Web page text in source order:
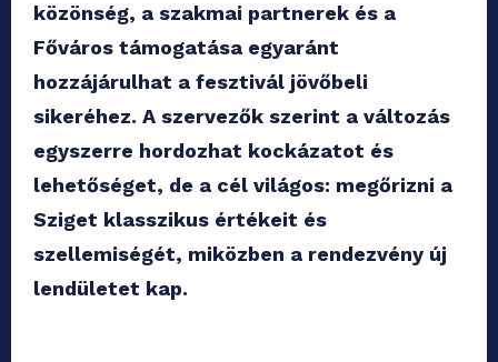
közönség, a szakmai partnerek és a
Főváros támogatása egyaránt
hozzájárulhat a fesztivál jövőbeli
sikeréhez. A szervezők szerint a változás
egyszerre hordozhat kockázatot és
lehetőséget, de a cél világos: megőrizni a
Sziget klasszikus értékeit és
szellemiségét, miközben a rendezvény új
lendületet kap.